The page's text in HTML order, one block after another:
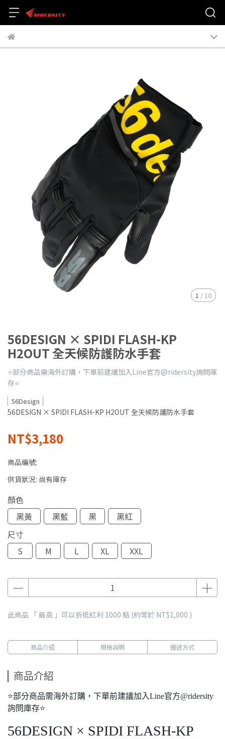
1 / 10
56DESIGN × SPIDI FLASH-KP
H2OUT 全天候防護防水手套
⭐️部分商品需海外訂購，下單前建議加入Line官方@ridersity詢問庫
存⭐️
56Design
56DESIGN × SPIDI FLASH-KP H2OUT 全天候防護防水手套
NT$3,180
商品編號:
供貨狀況: 尚有庫存
顏色
黑黃
黑藍 黑
黑紅
尺寸
S
M L XL XXL
此商品 「 最高 」可以折抵紅利 1000 點 (約等於 NT$1,000 )
商品介紹 規格說明 運送方式
商品介紹
⭐️部分商品需海外訂購，下單前建議加入Line官方@ridersity
詢問庫存⭐️
56DESIGN × SPIDI FLASH-KP